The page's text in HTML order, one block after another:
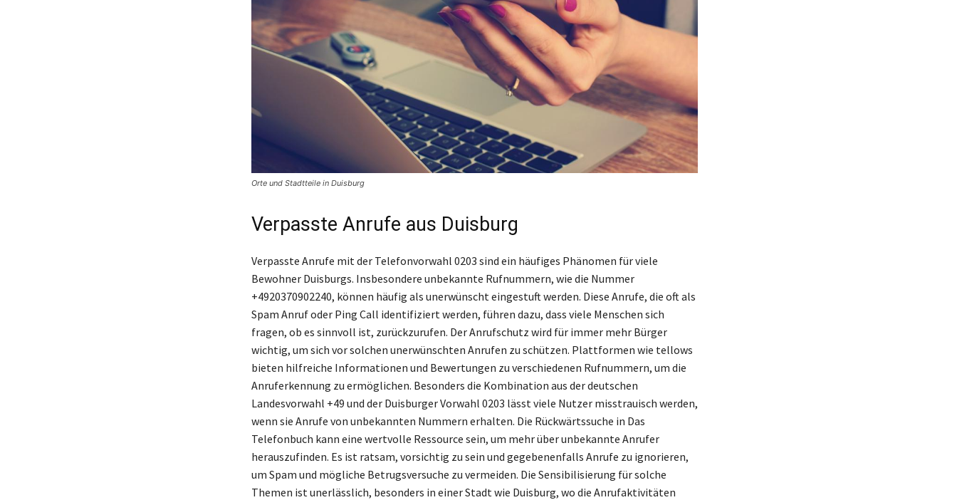
Orte und Stadtteile in Duisburg
Verpasste Anrufe aus Duisburg
Verpasste Anrufe mit der Telefonvorwahl 0203 sind ein häufiges Phänomen für viele
Bewohner Duisburgs. Insbesondere unbekannte Rufnummern, wie die Nummer
+4920370902240, können häufig als unerwünscht eingestuft werden. Diese Anrufe, die oft als
Spam Anruf oder Ping Call identifiziert werden, führen dazu, dass viele Menschen sich
fragen, ob es sinnvoll ist, zurückzurufen. Der Anrufschutz wird für immer mehr Bürger
wichtig, um sich vor solchen unerwünschten Anrufen zu schützen. Plattformen wie tellows
bieten hilfreiche Informationen und Bewertungen zu verschiedenen Rufnummern, um die
Anruferkennung zu ermöglichen. Besonders die Kombination aus der deutschen
Landesvorwahl +49 und der Duisburger Vorwahl 0203 lässt viele Nutzer misstrauisch werden,
wenn sie Anrufe von unbekannten Nummern erhalten. Die Rückwärtssuche in Das
Telefonbuch kann eine wertvolle Ressource sein, um mehr über unbekannte Anrufer
herauszufinden. Es ist ratsam, vorsichtig zu sein und gegebenenfalls Anrufe zu ignorieren,
um Spam und mögliche Betrugsversuche zu vermeiden. Die Sensibilisierung für solche
Themen ist unerlässlich, besonders in einer Stadt wie Duisburg, wo die Anrufaktivitäten